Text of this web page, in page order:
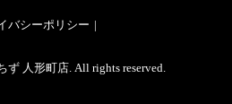
バシーポリシー
人形町店. All rights reserved.